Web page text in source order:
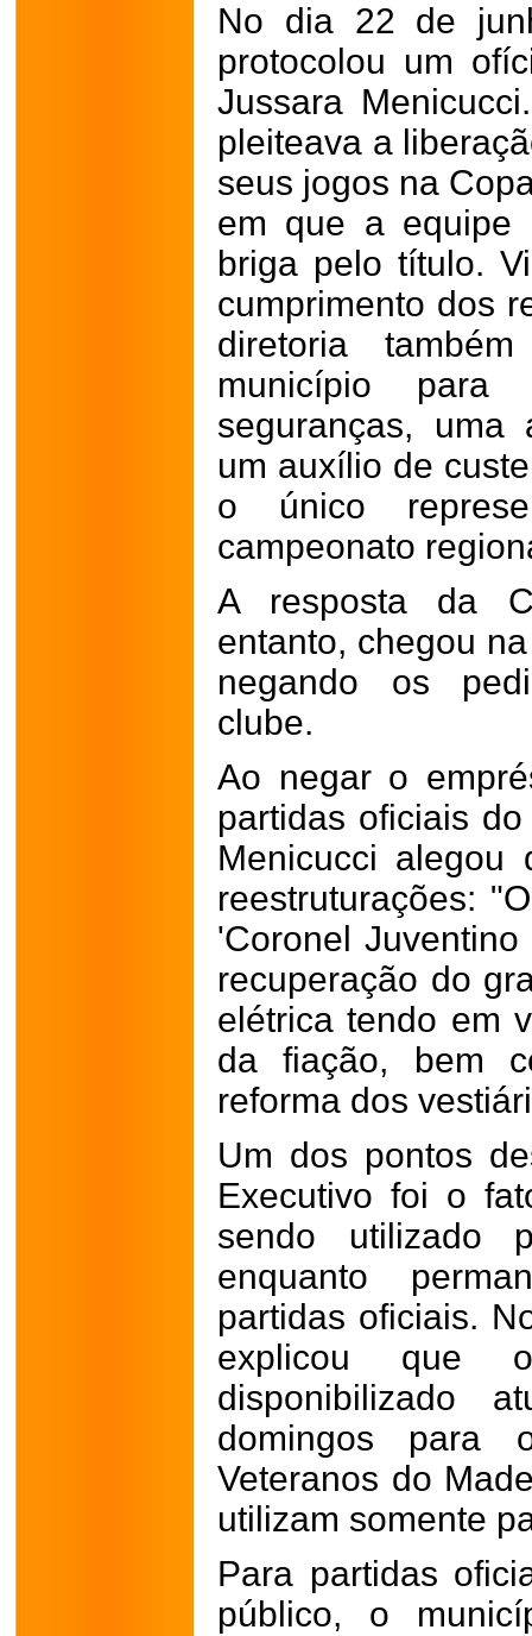
No dia 22 de
protocolou um
Jussara
pleiteava a
seus jogos na
em que a equipe
briga pelo título.
cumprimento dos
diretoria
município para
seguranças, uma
um auxílio de
o único
campeonato
A resposta da
entanto, chegou
negando os
clube.
Ao negar o
partidas oficiais
Menicucci
reestruturações:
'Coronel
recuperação do
elétrica tendo em
da fiação, bem
reforma dos
Um dos pontos
Executivo foi o
sendo utilizado
enquanto
partidas oficiais.
explicou que
disponibilizado
domingos
Veteranos do
utilizam somente
Para partidas
público, o